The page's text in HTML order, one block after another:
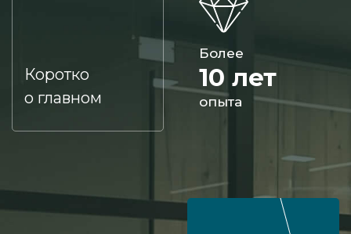
Коротко
о главном
Более
10 лет
опыта